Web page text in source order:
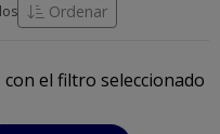
Ordenar
el filtro seleccionado